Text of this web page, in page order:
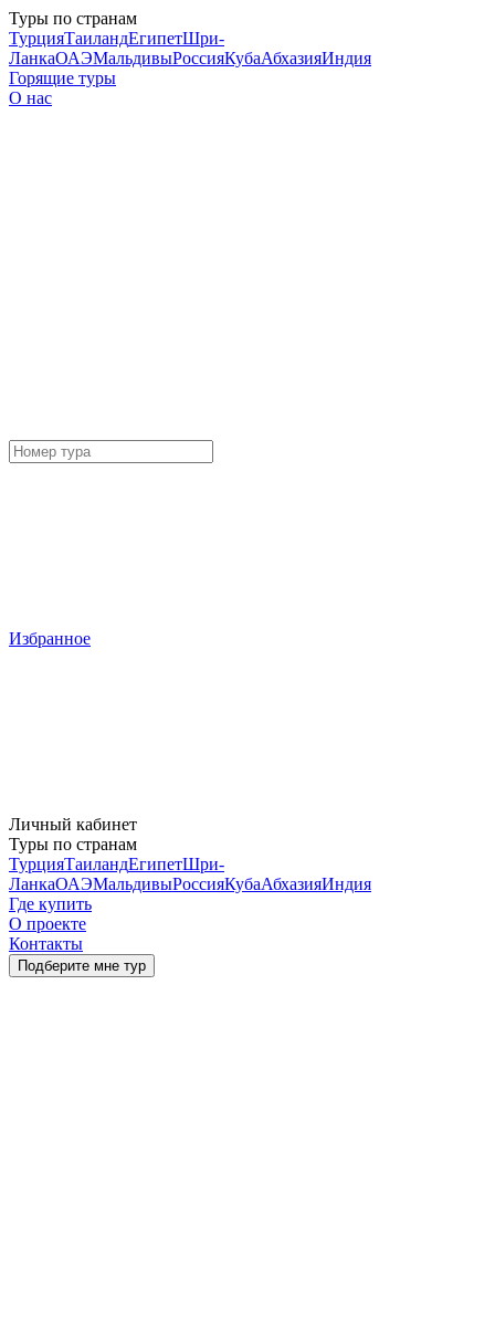
Туры по странам
ТурцияТаиландЕгипетШри-
ЛанкаОАЭМальдивыРоссияКубаАбхазияИндия
Горящие туры
О нас
Избранное
Личный кабинет
Туры по странам
ТурцияТаиландЕгипетШри-
ЛанкаОАЭМальдивыРоссияКубаАбхазияИндия
Где купить
О проекте
Контакты
Подберите мне тур